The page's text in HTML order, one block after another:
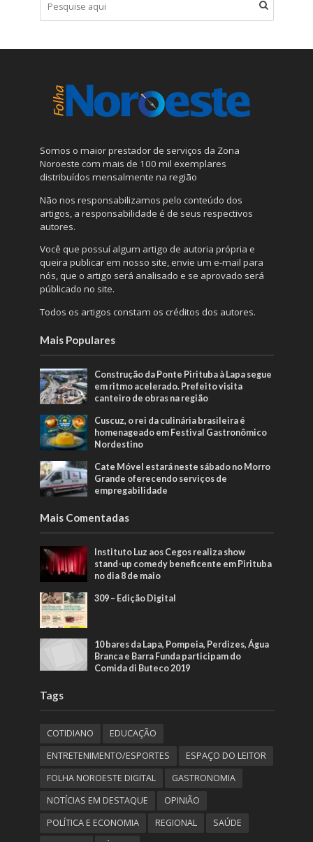
Somos o maior prestador de serviços da Zona
Noroeste com mais de 100 mil exemplares
distribuídos mensalmente na região
Não nos responsabilizamos pelo conteúdo dos
artigos, a responsabilidade é de seus respectivos
autores.
Você que possuí algum artigo de autoria própria e
queira publicar em nosso site, envie um e-mail para
nós, que o artigo será analisado e se aprovado será
públicado no site.
Todos os artigos constam os créditos dos autores.
Mais Populares
Construção da Ponte Pirituba à Lapa segue
em ritmo acelerado. Prefeito visita
canteiro de obras na região
Cuscuz, o rei da culinária brasileira é
homenageado em Festival Gastronômico
Nordestino
Cate Móvel estará neste sábado no Morro
Grande oferecendo serviços de
empregabilidade
Mais Comentadas
Instituto Luz aos Cegos realiza show
stand-up comedy beneficente em Pirituba
no dia 8 de maio
309 – Edição Digital
10 bares da Lapa, Pompeia, Perdizes, Água
Branca e Barra Funda participam do
Comida di Buteco 2019
Tags
COTIDIANO
EDUCAÇÃO
ENTRETENIMENTO/ESPORTES
ESPAÇO DO LEITOR
FOLHA NOROESTE DIGITAL
GASTRONOMIA
NOTÍCIAS EM DESTAQUE
OPINIÃO
POLÍTICA E ECONOMIA
REGIONAL
SAÚDE